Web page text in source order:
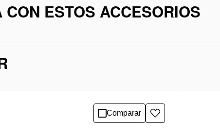
ESTOS ACCESORIOS
Comparar
Añadir
a